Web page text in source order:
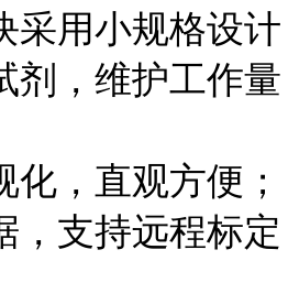
采用小规格设计
剂，维护工作量
化，直观方便；
，支持远程标定